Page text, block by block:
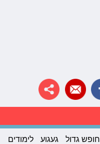
חופש גדול געגוע לימודים